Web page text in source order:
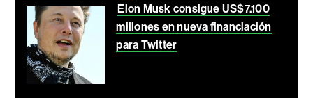
Elon Musk consigue US$7.100
millones en nueva financiación
para Twitter